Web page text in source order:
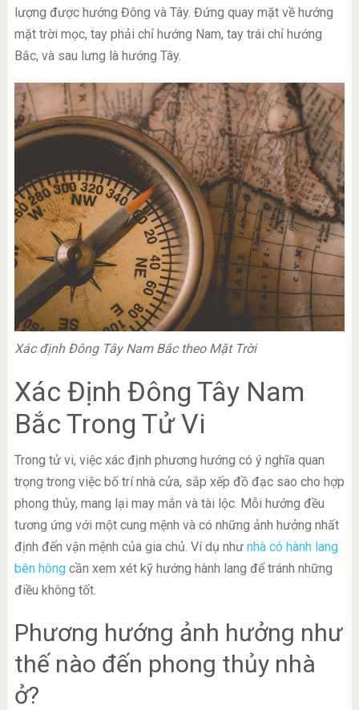
lượng được hướng Đông và Tây. Đứng quay mặt về hướng
mặt trời mọc, tay phải chỉ hướng Nam, tay trái chỉ hướng
Bắc, và sau lưng là hướng Tây.
Xác định Đông Tây Nam Bắc theo Mặt Trời
Xác Định Đông Tây Nam
Bắc Trong Tử Vi
Trong tử vi, việc xác định phương hướng có ý nghĩa quan
trọng trong việc bố trí nhà cửa, sắp xếp đồ đạc sao cho hợp
phong thủy, mang lại may mắn và tài lộc. Mỗi hướng đều
tương ứng với một cung mệnh và có những ảnh hưởng nhất
định đến vận mệnh của gia chủ. Ví dụ như nhà có hành lang
bên hôngcần xem xét kỹ hướng hành lang để tránh những
điều không tốt.
Phương hướng ảnh hưởng như
thế nào đến phong thủy nhà
ở?